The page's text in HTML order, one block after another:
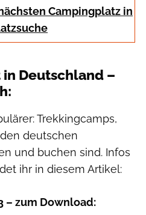
Campingplatz in
Deutschland –
Trekkingcamps,
deutschen
und buchen sind. Infos
ihr in diesem Artikel:
– zum Download: